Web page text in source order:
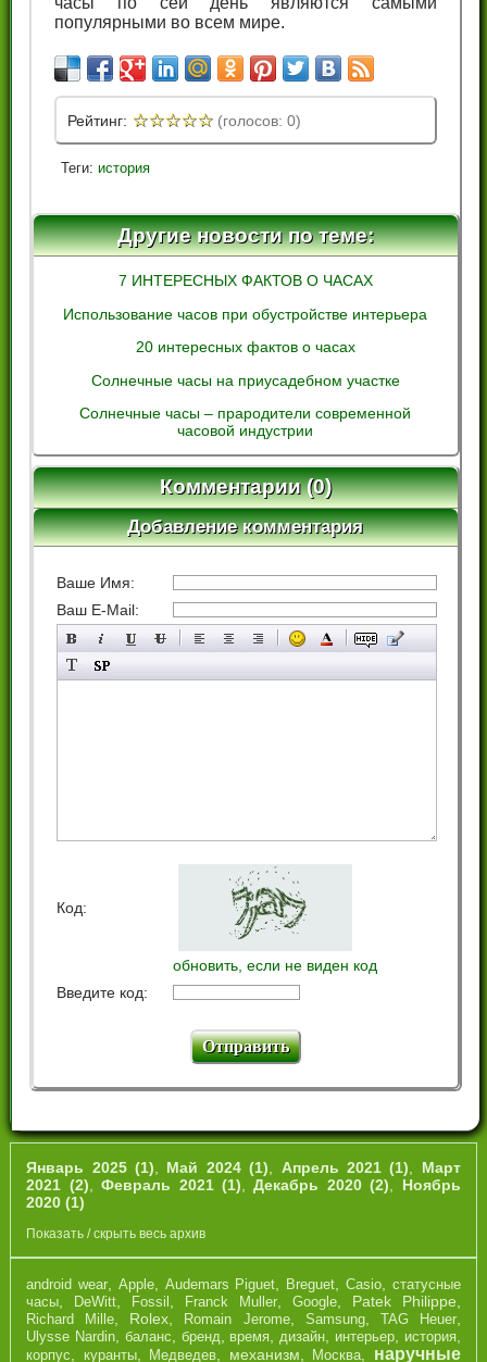
популярными во всем мире.
Рейтинг: ☆☆☆☆☆(голосов: 0)
Теги:история
Другие новости по теме:
7 ИНТЕРЕСНЫХ ФАКТОВ О ЧАСАХ
Использование часов при обустройстве интерьера
20 интересных фактов о часах
Солнечные часы на приусадебном участке
Солнечные часы – прародители современной
часовой индустрии
Комментарии (0)
Добавление комментария
Ваше Имя:
Ваш E-Mail:
Код:
обновить, если не виден код
Введите код:
Январь 2025 (1) Май 2024 (1) Апрель 2021 (1)
Март
2021 (2) ,Февраль 2021 (1) ,Декабрь 2020 (2)
Ноябрь
2020 (1)
Показать / скрыть весь архив
android wear Apple, Audemars Piguet Breguet Casio, cтатусные
часы
DeWitt Fossil Franck Muller, Google, Patek Philippe
Richard Mille Rolex Romain Jerome, Samsung, TAG Heuer,
Ulysse Nardin баланс бренд время дизайн интерьер, история,
корпус куранты, Медведев механизм Москва наручные